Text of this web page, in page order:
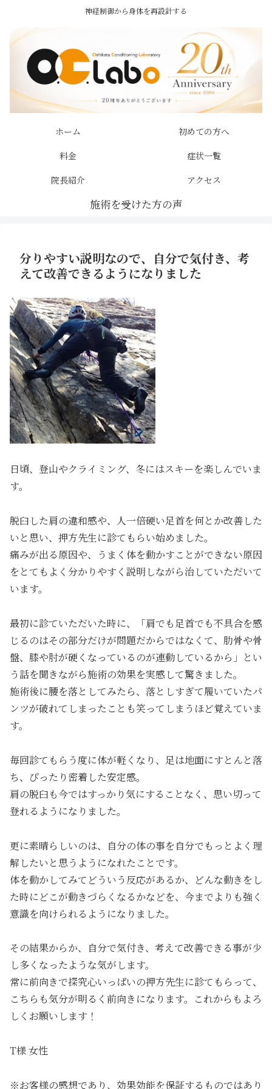
神経制御から身体を再設計する
ホーム
初めての方へ
料金
症状一覧
院長紹介
アクセス
分りやすい説明なので、自分で気付き、考
えて改善できるようになりました
日頃、登山やクライミング、冬にはスキーを楽しんでいま
す。
脱臼した肩の違和感や、人一倍硬い足首を何とか改善した
いと思い、押方先生に診てもらい始めました。
痛みが出る原因や、うまく体を動かすことができない原因
をとてもよく分かりやすく説明しながら治していただいて
います。
最初に診ていただいた時に、「肩でも足首でも不具合を感
じるのはその部分だけが問題だからではなくて、肋骨や骨
盤、膝や肘が硬くなっているのが連動しているから」とい
う話を聞きながら施術の効果を実感して驚きました。
施術後に腰を落としてみたら、落としすぎて履いていたパ
ンツが破れてしまったことも笑ってしまうほど覚えていま
す。
毎回診てもらう度に体が軽くなり、足は地面にすとんと落
ち、ぴったり密着した安定感。
肩の脱臼も今ではすっかり気にすることなく、思い切って
登れるようになりました。
更に素晴らしいのは、自分の体の事を自分でもっとよく理
解したいと思うようになれたことです。
体を動かしてみてどういう反応があるか、どんな動きをし
た時にどこが動きづらくなるかなどを、今までよりも強く
意識を向けられるようになりました。
その結果からか、自分で気付き、考えて改善できる事が少
し多くなったような気がします。
常に前向きで探究心いっぱいの押方先生に診てもらって、
こちらも気分が明るく前向きになります。これからもよろ
しくお願いします！
T様 女性
※お客様の感想であり、効果効能を保証するものではあり